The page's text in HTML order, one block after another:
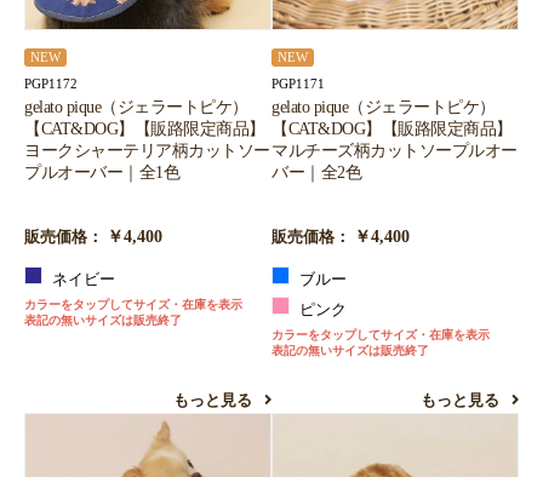
NEW
PGP1172
gelato pique（ジェラートピケ）
【CAT&DOG】【販路限定商品】
ヨークシャーテリア柄カットソー
プルオーバー｜全1色
販売価格： ￥4,400
ネイビー
カラーをタップしてサイズ・在庫を表示
表記の無いサイズは販売終了
もっと見る
NEW
PGP1171
gelato pique（ジェラートピケ）
【CAT&DOG】【販路限定商品】
マルチーズ柄カットソープルオー
バー｜全2色
販売価格： ￥4,400
ブルー
ピンク
カラーをタップしてサイズ・在庫を表示
表記の無いサイズは販売終了
もっと見る